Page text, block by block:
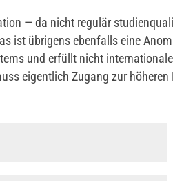
— da nicht regulär
ist übrigens ebenfalls eine
und erfüllt nicht
eigentlich Zugang zur höheren